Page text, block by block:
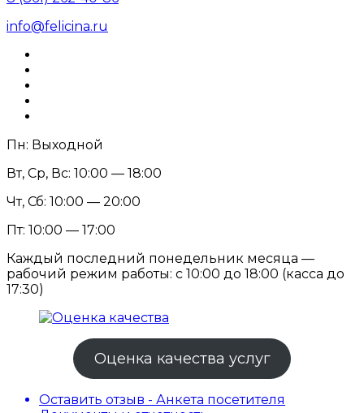
info@felicina.ru
Пн: Выходной
Вт, Ср, Вс: 10:00 — 18:00
Чт, Сб: 10:00 — 20:00
Пт: 10:00 — 17:00
Каждый последний понедельник месяца —
рабочий режим работы: с 10:00 до 18:00 (касса до
17:30)
Оценка качества услуг
Оставить отзыв - Анкета посетителя